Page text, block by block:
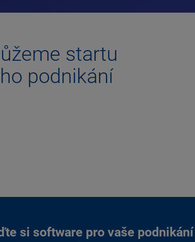
startu
podnikání
si software pro vaše podnikání